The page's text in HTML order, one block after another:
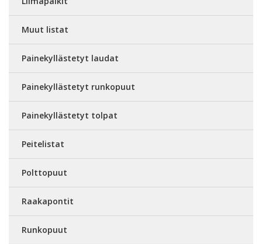
Muut listat
Painekyllästetyt laudat
Painekyllästetyt runkopuut
Painekyllästetyt tolpat
Peitelistat
Polttopuut
Raakapontit
Runkopuut